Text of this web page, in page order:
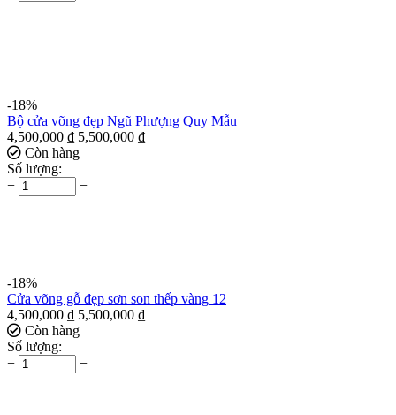
-18%
Bộ cửa võng đẹp Ngũ Phượng Quy Mẫu
4,500,000 ₫ 5,500,000 ₫
Còn hàng
Số lượng:
+
−
-18%
Cửa võng gỗ đẹp sơn son thếp vàng 12
4,500,000 ₫ 5,500,000 ₫
Còn hàng
Số lượng:
+
−